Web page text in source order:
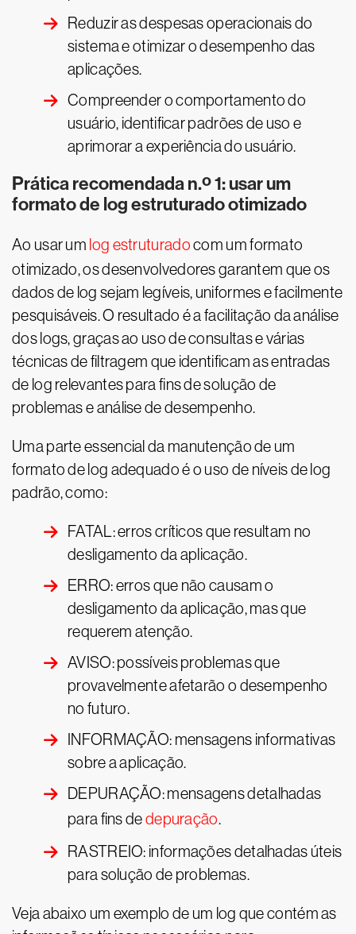
Reduzir as despesas operacionais do
sistema e otimizar o desempenho das
aplicações.
Compreender o comportamento do
usuário, identificar padrões de uso e
aprimorar a experiência do usuário.
Prática recomendada n.º 1: usar um
formato de log estruturado otimizado
Ao usar um log estruturadocom um formato
otimizado, os desenvolvedores garantem que os
dados de log sejam legíveis, uniformes e facilmente
pesquisáveis. O resultado é a facilitação da análise
dos logs, graças ao uso de consultas e várias
técnicas de filtragem que identificam as entradas
de log relevantes para fins de solução de
problemas e análise de desempenho.
Uma parte essencial da manutenção de um
formato de log adequado é o uso de níveis de log
padrão, como:
FATAL: erros críticos que resultam no
desligamento da aplicação.
ERRO: erros que não causam o
desligamento da aplicação, mas que
requerem atenção.
AVISO: possíveis problemas que
provavelmente afetarão o desempenho
no futuro.
INFORMAÇÃO: mensagens informativas
sobre a aplicação.
DEPURAÇÃO: mensagens detalhadas
para fins dedepuração.
RASTREIO: informações detalhadas úteis
para solução de problemas.
Veja abaixo um exemplo de um log que contém as